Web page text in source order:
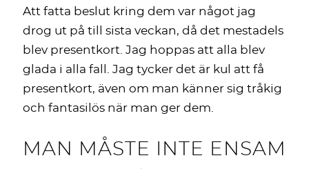
Att fatta beslut kring dem var något jag
drog ut på till sista veckan, då det mestadels
blev presentkort. Jag hoppas att alla blev
glada i alla fall. Jag tycker det är kul att få
presentkort, även om man känner sig tråkig
och fantasilös när man ger dem.
MAN MÅSTE INTE ENSAM